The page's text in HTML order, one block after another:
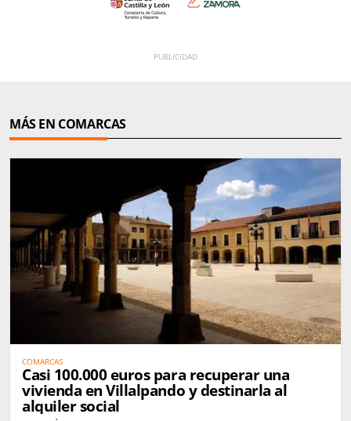
MÁS EN COMARCAS
COMARCAS
Casi 100.000 euros para recuperar una
vivienda en Villalpando y destinarla al
alquiler social